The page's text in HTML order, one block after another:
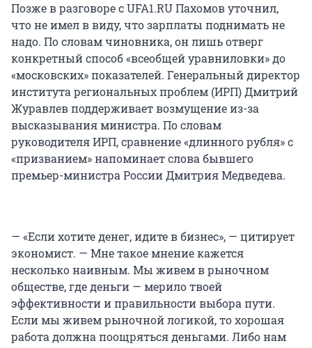
Позже в разговоре с UFA1.RU Пахомов уточнил,
что не имел в виду, что зарплаты поднимать не
надо. По словам чиновника, он лишь отверг
конкретный способ «всеобщей уравниловки» до
«московских» показателей. Генеральный директор
института региональных проблем (ИРП) Дмитрий
Журавлев поддерживает возмущение из-за
высказывания министра. По словам
руководителя ИРП, сравнение «длинного рубля» с
«призванием» напоминает слова бывшего
премьер-министра России Дмитрия Медведева.
— «Если хотите денег, идите в бизнес», — цитирует
экономист. — Мне такое мнение кажется
несколько наивным. Мы живем в рыночном
обществе, где деньги — мерило твоей
эффективности и правильности выбора пути.
Если мы живем рыночной логикой, то хорошая
работа должна поощряться деньгами. Либо нам